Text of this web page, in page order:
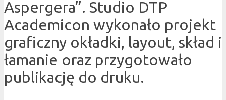
Aspergera”. Studio DTP
Academicon wykonało projekt
graficzny okładki, layout, skład i
łamanie oraz przygotowało
publikację do druku.